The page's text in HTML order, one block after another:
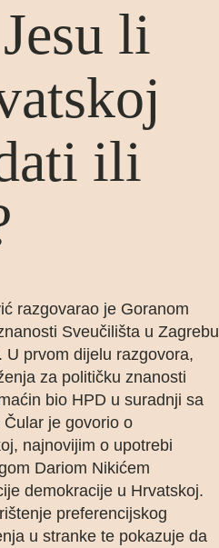
li
ili
razgovarao je Goranom
Sveučilišta u Zagrebu
prvom dijelu razgovora,
za političku znanosti
bio HPD u suradnji sa
je govorio o
najnovijim o upotrebi
Dariom Nikićem
demokracije u Hrvatskoj.
preferencijskog
u stranke te pokazuje da